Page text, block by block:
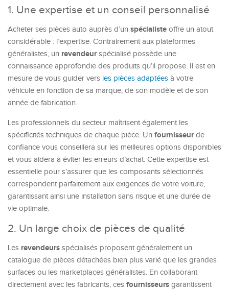
1. Une expertise et un conseil personnalisé
Acheter ses pièces auto auprès d’un spécialiste offre un atout
considérable : l’expertise. Contrairement aux plateformes
généralistes, un revendeurspécialisé possède une
connaissance approfondie des produits qu’il propose. Il est en
mesure de vous guider vers les pièces adaptées à votre
véhicule en fonction de sa marque, de son modèle et de son
année de fabrication.
Les professionnels du secteur maîtrisent également les
spécificités techniques de chaque pièce. Un fournisseurde
confiance vous conseillera sur les meilleures options disponibles
et vous aidera à éviter les erreurs d’achat. Cette expertise est
essentielle pour s’assurer que les composants sélectionnés
correspondent parfaitement aux exigences de votre voiture,
garantissant ainsi une installation sans risque et une durée de
vie optimale.
2. Un large choix de pièces de qualité
Les revendeurs spécialisés proposent généralement un
catalogue de pièces détachées bien plus varié que les grandes
surfaces ou les marketplaces généralistes. En collaborant
directement avec les fabricants, ces fournisseurs garantissent